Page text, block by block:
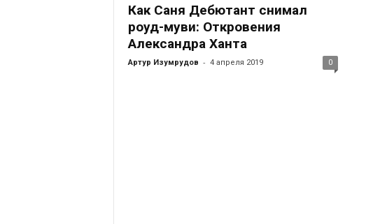
Как Саня Дебютант снимал
роуд-муви: Откровения
Александра Ханта
Артур Изумрудов - 4 апреля 2019 0